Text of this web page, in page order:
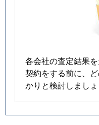
各会社の査定結果
契約をする前に、
かりと検討しましょ